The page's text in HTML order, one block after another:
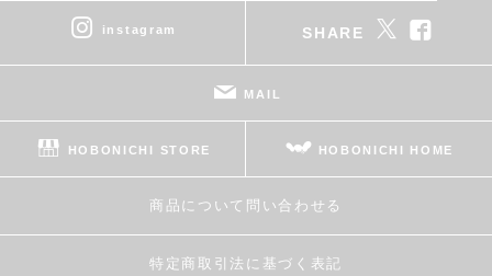
instagram SHARE
MAIL
HOBONICHI STORE HOBONICHI HOME
商品について問い合わせる
特定商取引法に基づく表記